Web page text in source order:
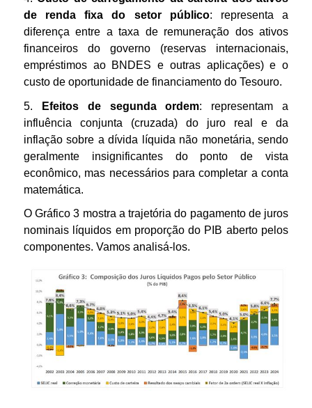
de renda fixa do setor público: representa a
diferença entre a taxa de remuneração dos ativos
financeiros do governo (reservas internacionais,
empréstimos ao BNDES e outras aplicações) e o
custo de oportunidade de financiamento do Tesouro.
5. Efeitos de segunda ordem: representam a
influência conjunta (cruzada) do juro real e da
inflação sobre a dívida líquida não monetária, sendo
geralmente insignificantes do ponto de vista
econômico, mas necessários para completar a conta
matemática.
O Gráfico 3 mostra a trajetória do pagamento de juros
nominais líquidos em proporção do PIB aberto pelos
componentes. Vamos analisá-los.